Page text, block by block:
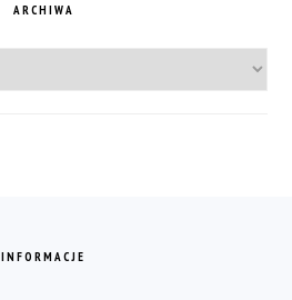
ARCHIWA
INFORMACJE